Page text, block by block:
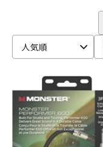
ドラム
人気順